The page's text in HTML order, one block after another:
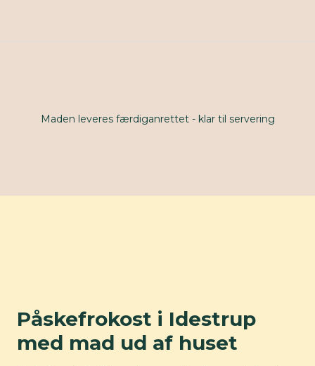
Maden leveres færdiganrettet - klar til servering
Påskefrokost i Idestrup
med mad ud af huset